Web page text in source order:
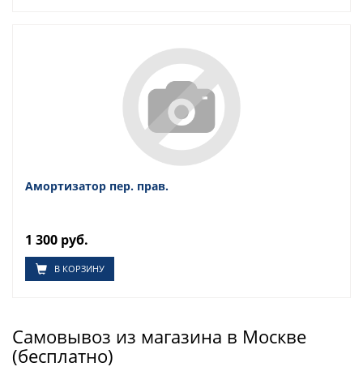
Амортизатор пер. прав.
1 300 руб.
В КОРЗИНУ
Самовывоз из магазина в Москве
(бесплатно)